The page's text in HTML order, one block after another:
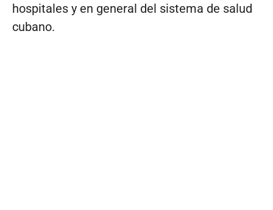
hospitales y en general del sistema de salud
cubano.